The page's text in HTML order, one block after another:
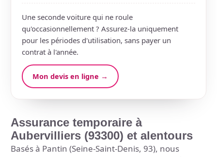
Une seconde voiture qui ne roule
qu'occasionnellement ? Assurez-la uniquement
pour les périodes d'utilisation, sans payer un
contrat à l'année.
Mon devis en ligne →
Assurance temporaire à
Aubervilliers (93300) et alentours
Basés à Pantin (Seine-Saint-Denis, 93), nous